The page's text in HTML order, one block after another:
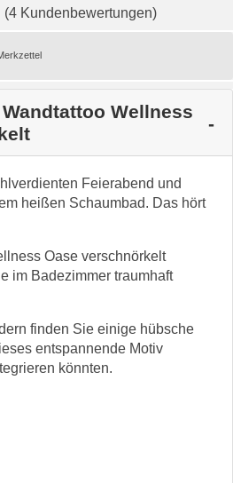
(4 Kundenbewertungen)
Wellness
Feierabend und
heißen Schaumbad. Das hört
Oase verschnörkelt
im Badezimmer traumhaft
finden Sie einige hübsche
entspannende Motiv
könnten.